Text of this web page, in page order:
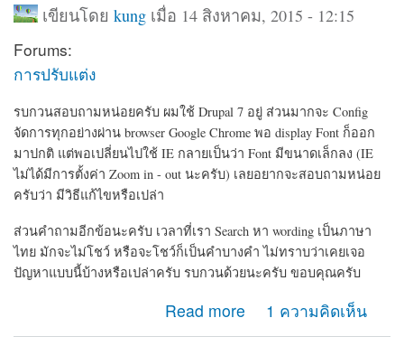
เขียนโดย kungเมื่อ 14 สิงหาคม, 2015 - 12:15
Forums:
การปรับแต่ง
รบกวนสอบถามหน่อยครับ ผมใช้ Drupal 7 อยู่ ส่วนมากจะ Config
จัดการทุกอย่างผ่าน browser Google Chrome พอ display Font ก็ออก
มาปกติ แต่พอเปลี่ยนไปใช้ IE กลายเป็นว่า Font มีขนาดเล็กลง (IE
ไม่ได้มีการตั้งค่า Zoom in - out นะครับ) เลยอยากจะสอบถามหน่อย
ครับว่า มีวิธีแก้ไขหรือเปล่า
ส่วนคำถามอีกข้อนะครับ เวลาที่เรา Search หา wording เป็นภาษา
ไทย มักจะไม่โชว์ หรือจะโชว์ก็เป็นคำบางคำ ไม่ทราบว่าเคยเจอ
ปัญหาแบบนี้บ้างหรือเปล่าครับ รบกวนด้วยนะครับ ขอบคุณครับ
Read more
about ขนาด Font display ในแต่ละ browser และการ
Search เป็นภาษาไทย
1 ความคิดเห็น